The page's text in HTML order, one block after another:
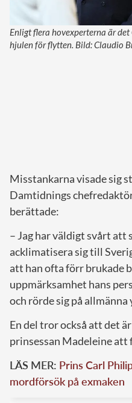
Enligt flera hovexperterna är
hjulen för flytten. Bild: Claudio
Misstankarna visade sig
Damtidnings
berättade:
– Jag har väldigt svårt att
acklimatisera sig till
att han ofta förr brukade
uppmärksamhet hans
och rörde sig på allmänna
En del tror också att det
prinsessan Madeleine att
LÄS MER: Prins Carl
mordförsök på exmaken